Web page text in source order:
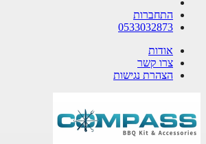
התחברות
0533032873
אודות
צרו קשר
הצהרת נגישות